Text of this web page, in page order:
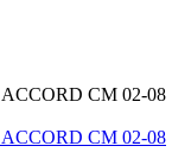
ACCORD CM 02-08
ACCORD CM 02-08